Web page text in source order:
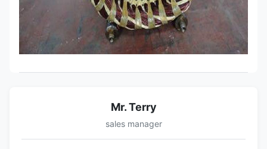
Mr. Terry
sales manager